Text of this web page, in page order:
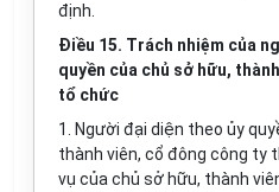
định.
Điều 15. Trách nhiệm của ng
quyền của chủ sở hữu,
tổ chức
1. Người đại diện theo ủy
thành viên, cổ đông công ty
vụ của chủ sở hữu, thành